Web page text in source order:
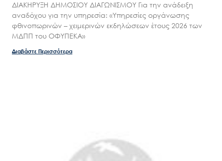
Έργα
Εισιτήρια
ΔΙΑΚΗΡΥΞΗ ΔΗΜΟΣΙΟΥ ΔΙΑΓΩΝΙΣΜΟΥ Για την ανάδειξη
αναδόχου για την υπηρεσία: «Υπηρεσίες οργάνωσης
φθινοπωρινών – χειμερινών εκδηλώσεων έτους 2026 των
ΜΔΠΠ του ΟΦΥΠΕΚΑ»
Διαβάστε Περισσότερα